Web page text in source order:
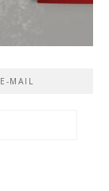
MAIL